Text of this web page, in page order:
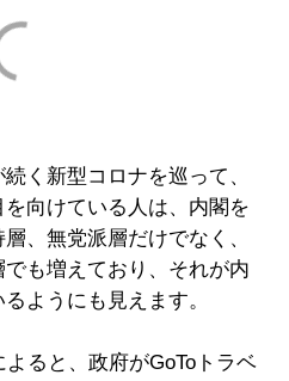
く新型コロナを巡って、
向けている人は、内閣を
、無党派層だけでなく、
も増えており、それが内
ようにも見えます。
ると、政府がGoToトラベ